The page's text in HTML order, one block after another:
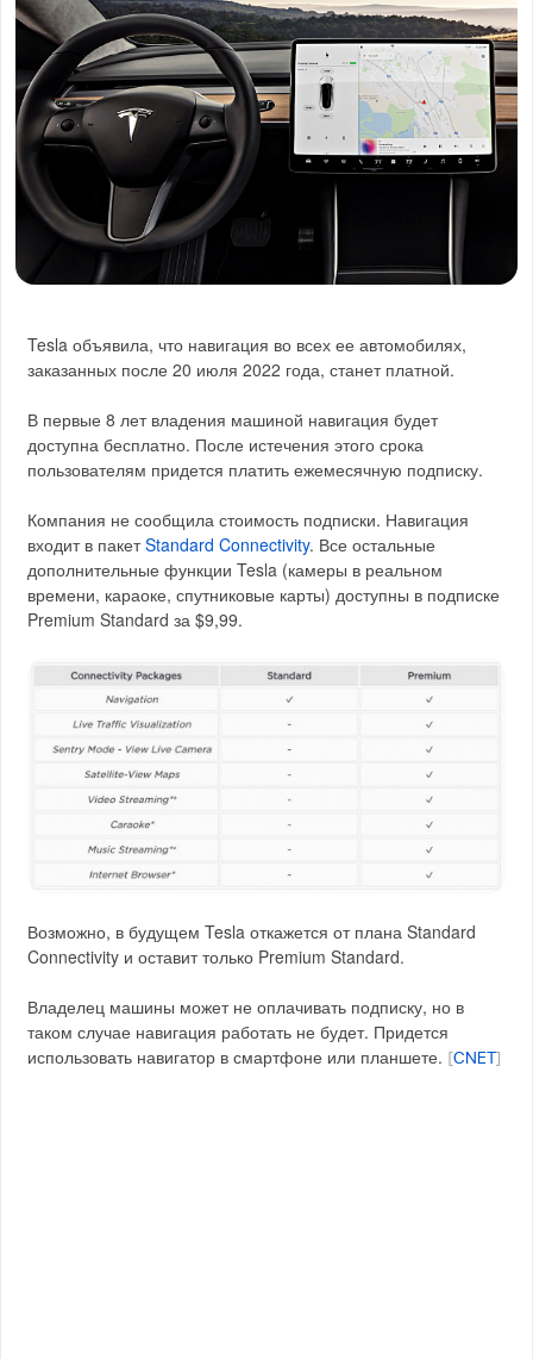
Tesla объявила, что навигация во всех ее автомобилях,
заказанных после 20 июля 2022 года, станет платной.
В первые 8 лет владения машиной навигация будет
доступна бесплатно. После истечения этого срока
пользователям придется платить ежемесячную подписку.
Компания не сообщила стоимость подписки. Навигация
входит в пакетStandard Connectivity. Все остальные
дополнительные функции Tesla (камеры в реальном
времени, караоке, спутниковые карты) доступны в подписке
Premium Standard за $9,99.
Возможно, в будущем Tesla откажется от плана Standard
Connectivity и оставит только Premium Standard.
Владелец машины может не оплачивать подписку, но в
таком случае навигация работать не будет. Придется
использовать навигатор в смартфоне или планшете.
[CNET